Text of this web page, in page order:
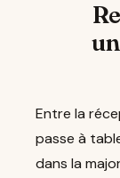
Entre la
passe à
dans la